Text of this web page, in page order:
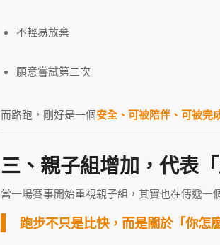
不輕易放棄
願意嘗試第二次
而路跑，剛好是一個安全、可被陪伴、可被完
三、親子組增加，代表
當一場賽事開始重視親子組，其實也在傳遞一
跑步不只是比快，而是關於「你怎